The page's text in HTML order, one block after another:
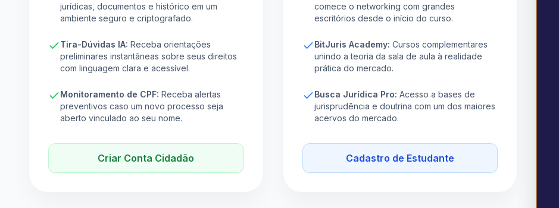
jurídicas, documentos e histórico em um
ambiente seguro e criptografado.
Tira-Dúvidas IA: Receba orientações
preliminares instantâneas sobre seus direitos
com linguagem clara e acessível.
Monitoramento de CPF: Receba alertas
preventivos caso um novo processo seja
aberto vinculado ao seu nome.
Criar Conta Cidadão
comece o networking com grandes
escritórios desde o início do curso.
BitJuris Academy: Cursos complementares
unindo a teoria da sala de aula à realidade
prática do mercado.
Busca Jurídica Pro: Acesso a bases de
jurisprudência e doutrina com um dos maiores
acervos do mercado.
Cadastro de Estudante